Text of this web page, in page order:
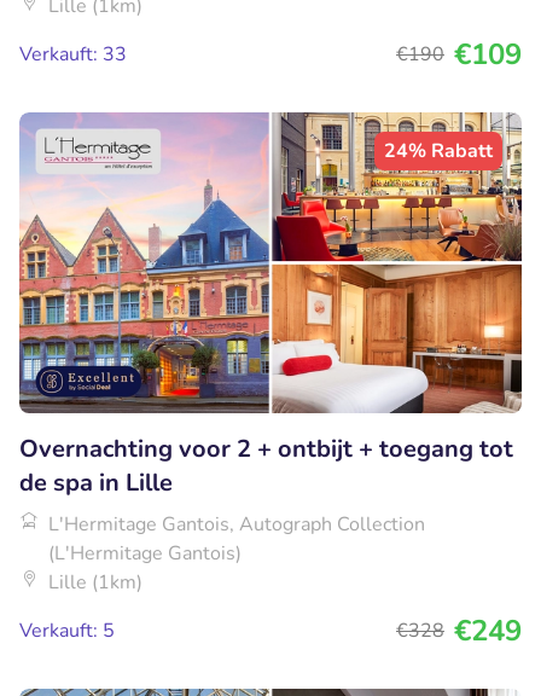
Lille (1km)
Verkauft: 33
€190 €109
24% Rabatt
Overnachting voor 2 + ontbijt + toegang tot
de spa in Lille
L'Hermitage Gantois, Autograph Collection
(L'Hermitage Gantois)
Lille (1km)
Verkauft: 5
€328 €249